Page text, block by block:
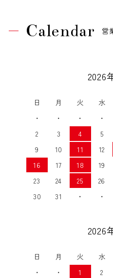
Calendar 営
2026
日 月 火 水
・
・ ・ ・
2
3 4 5
9
10 11 12
16
17 18 19
23
24 25 26
30
31 ・ ・
2026
日 月 火 水
・
・ 1 2